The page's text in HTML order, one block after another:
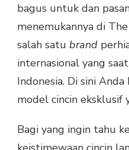
bagus untuk dan
menemukannya di
salah satu brand
internasional yang
Indonesia. Di sini
model cincin eksklusif
Bagi yang ingin tahu